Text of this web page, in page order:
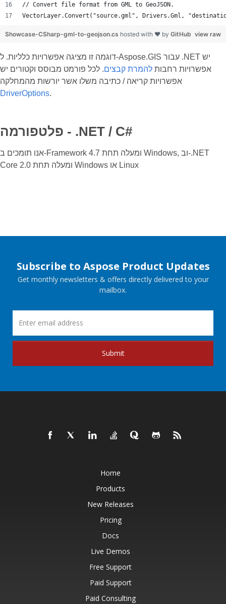
// Convert file format from GML to GeoJSON.
VectorLayer.Convert("source.gml", Drivers.Gml,
view raw
Showcase-CSharp-gml-to-geojson.cs hosted with ❤ by GitHub
דוגמה זו מציגה אפשרויות כלליות. ל-Aspose.GIS עבור .NET יש
אפשרויות רחבות להמרת קבצים. לכל פורמט מבוסס וקטורים יש
אפשרויות קריאה / כתיבה משלו אשר יורשות מהמחלקה
DriverOptions.
פלטפורמה - .NET / C#
אנו תומכים ב-Framework 4.7 ומעלה תחת Windows, וב-.NET
Core 2.0 ומעלה תחת Windows או Linux
Subscribe to Aspose Product Updates
Get monthly newsletters & offers directly delivered to your
mailbox.
Submit
Home
Products
New Releases
Pricing
Docs
Live Demos
Free Support
Paid Support
Paid Consulting